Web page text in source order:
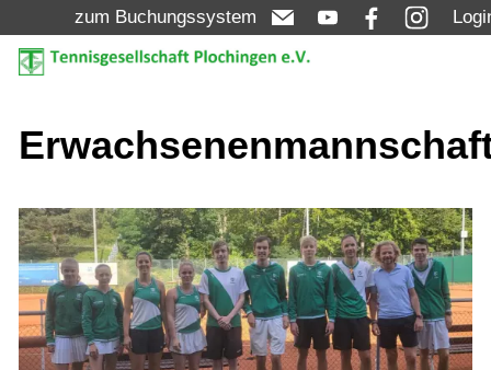
zum Buchungssystem
Aktuelles
Turniere
Verein
Mannschaften